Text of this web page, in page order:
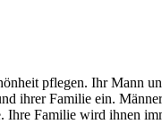
pflegen. Ihr Mann
ihrer Familie ein.
Ihre Familie wird ihnen